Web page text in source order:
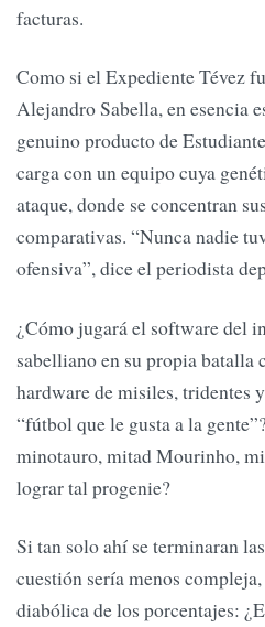
facturas.
Como si el Expediente Tévez
Alejandro Sabella, en esencia
genuino producto de
carga con un equipo cuya
ataque, donde se concentran
comparativas. “Nunca nadie
ofensiva”, dice el periodista
¿Cómo jugará el software del
sabelliano en su propia batalla
hardware de misiles, tridentes
“fútbol que le gusta a la
minotauro, mitad Mourinho,
lograr tal progenie?
Si tan solo ahí se terminaran
cuestión sería menos
diabólica de los porcentajes: